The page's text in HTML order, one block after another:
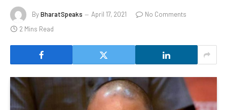
ByBharatSpeaks April 17, 2021
No Comments
2 Mins Read